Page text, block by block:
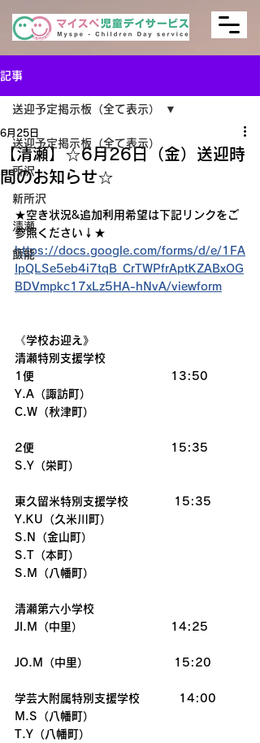
記事
送迎予定掲示板（全て表示）
所沢
新所沢
清瀬
飯能
送迎予定掲示板（全て表示）
【清瀬】☆6月26日（金）送迎時
間のお知らせ☆
6月25日
★空き状況&追加利用希望は下記リンクをご
参照ください↓★
https://docs.google.com/forms/d/e/1FA
IpQLSe5eb4i7tqB_CrTWPfrAptKZABxOG
BDVmpkc17xLz5HA-hNvA/viewform
《学校お迎え》
清瀬特別支援学校
1便　　　　　　　　　　　　13:50
Y.A（諏訪町）
C.W（秋津町）
2便　　　　　　　　　　　　15:35
S.Y（栄町）
東久留米特別支援学校　　　　15:35
Y.KU（久米川町）
S.N（金山町）
S.T（本町）
S.M（八幡町）
清瀬第六小学校
JI.M（中里）  　　　　　　　14:25
JO.M（中里）      　　　　　 15:20
学芸大附属特別支援学校　　    14:00
M.S（八幡町）
T.Y（八幡町）